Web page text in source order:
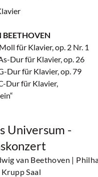
für Klavier, op. 2 Nr. 1
Dur für Klavier, op. 26
Dur für Klavier, op. 79
Dur für Klavier,
Universum -
van Beethoven |
Saal